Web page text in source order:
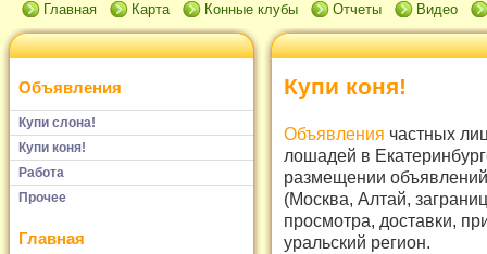
Главная Карта Конные клубы Отчеты Видео
Объявления
Купи слона!
Купи коня!
Работа
Прочее
Главная
Купи коня!
Объявления частных
лошадей в
размещении
(Москва, Алтай,
просмотра, доставки,
уральский регион.